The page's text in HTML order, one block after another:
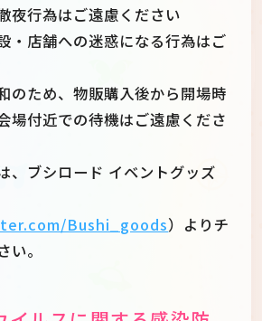
夜行為はご遠慮ください
・店舗への迷惑になる行為はご
のため、物販購入後から開場時
場付近での待機はご遠慮くださ
、ブシロード イベントグッズ
Bushi_goods）よりチ
い。